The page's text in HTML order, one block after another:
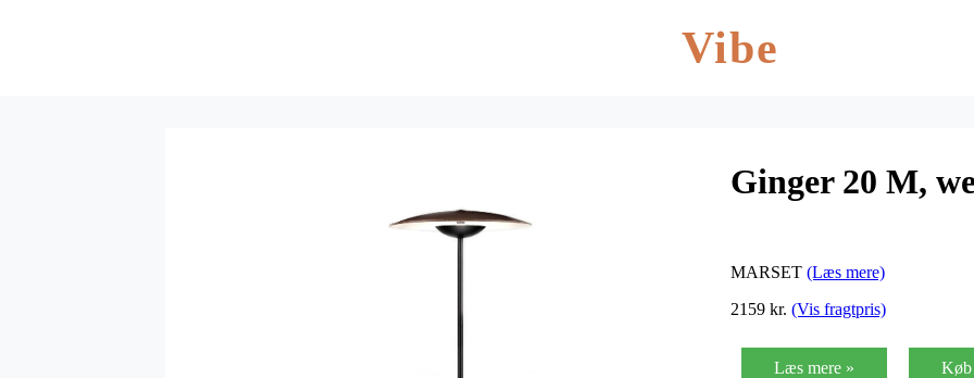
Vibe
Ginger 20 M,
MARSET (Læs mere)
2159 kr. (Vis fragtpris)
Læs mere » Køb